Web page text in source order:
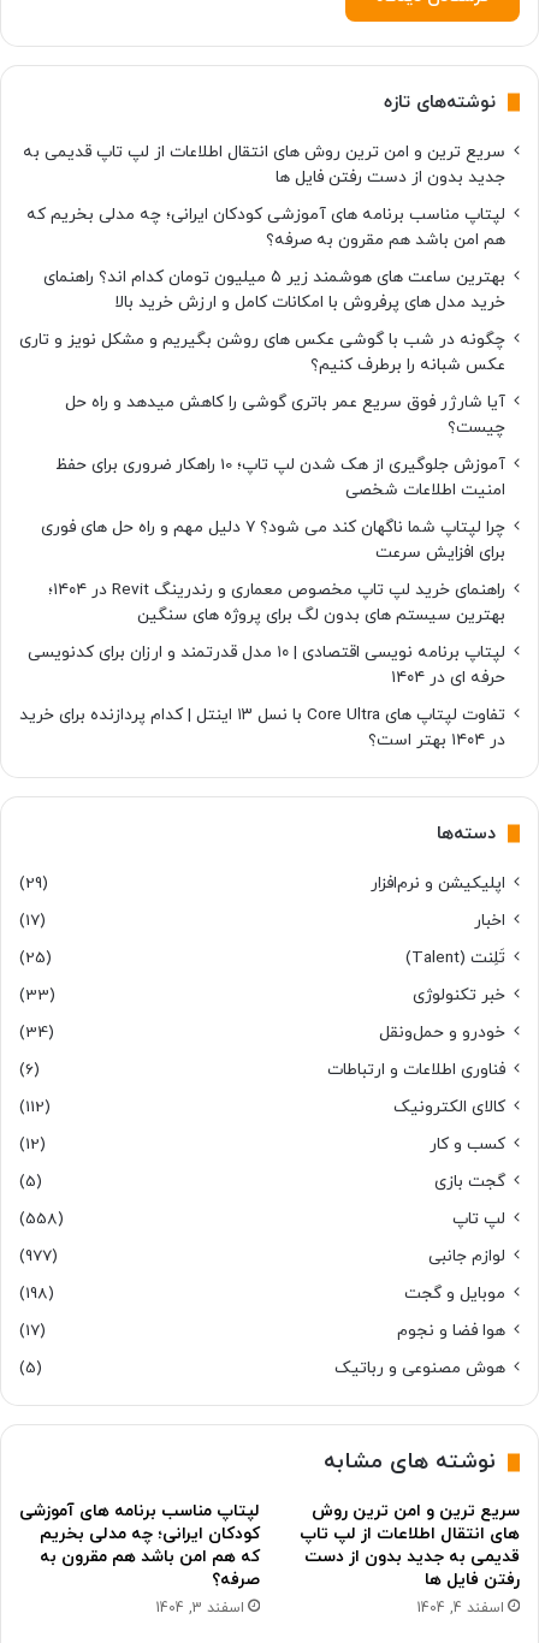
د
نوشته‌های تازه
سریع ترین و امن ترین روش های انتقال اطلاعات از لپ تاپ قدیمی به
جدید بدون از دست رفتن فایل ها
لپتاپ مناسب برنامه های آموزشی کودکان ایرانی؛ چه مدلی بخریم که
هم امن باشد هم مقرون به صرفه؟
بهترین ساعت های هوشمند زیر ۵ میلیون تومان کدام اند؟ راهنمای
خرید مدل های پرفروش با امکانات کامل و ارزش خرید بالا
چگونه در شب با گوشی عکس های روشن بگیریم و مشکل نویز و تاری
عکس شبانه را برطرف کنیم؟
آیا شارژر فوق سریع عمر باتری گوشی را کاهش میدهد و راه حل
چیست؟
آموزش جلوگیری از هک شدن لپ تاپ؛ 10 راهکار ضروری برای حفظ
امنیت اطلاعات شخصی
چرا لپتاپ شما ناگهان کند می شود؟ ۷ دلیل مهم و راه حل های فوری
برای افزایش سرعت
راهنمای خرید لپ تاپ مخصوص معماری و رندرینگ Revit در ۱۴۰۴؛
بهترین سیستم های بدون لگ برای پروژه های سنگین
لپتاپ برنامه نویسی اقتصادی | ۱۰ مدل قدرتمند و ارزان برای کدنویسی
حرفه ای در ۱۴۰۴
تفاوت لپتاپ های Core Ultra با نسل ۱۳ اینتل | کدام پردازنده برای خرید
در ۱۴۰۴ بهتر است؟
دسته‌ها
اپلیکیشن و نرم‌افزار
(29)
اخبار
(17)
تَلِنت (Talent)
(25)
خبر تکنولوژی
(33)
خودرو و حمل‌و‌نقل
(34)
فناوری اطلاعات و ارتباطات
(6)
کالای الکترونیک
(112)
کسب و کار
(12)
گجت بازی
(5)
لپ تاپ
(558)
لوازم جانبی
(977)
موبایل و گجت
(198)
هوا فضا و نجوم
(17)
هوش مصنوعی و رباتیک
(5)
نوشته های مشابه
سریع ترین و امن ترین روش
های انتقال اطلاعات از لپ تاپ
قدیمی به جدید بدون از دست
رفتن فایل ها
اسفند 4, 1404
لپتاپ مناسب برنامه های آموزشی
کودکان ایرانی؛ چه مدلی بخریم
که هم امن باشد هم مقرون به
صرفه؟
اسفند 3, 1404